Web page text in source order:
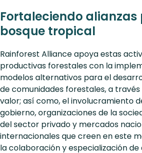
Fortaleciendo alianzas
bosque tropical
Rainforest Alliance apoya estas
productivas forestales con la
modelos alternativos para el
de comunidades forestales, a
valor; así como, el involucramiento
gobierno, organizaciones de la
del sector privado y mercados
internacionales que creen en este
la colaboración y especialización de